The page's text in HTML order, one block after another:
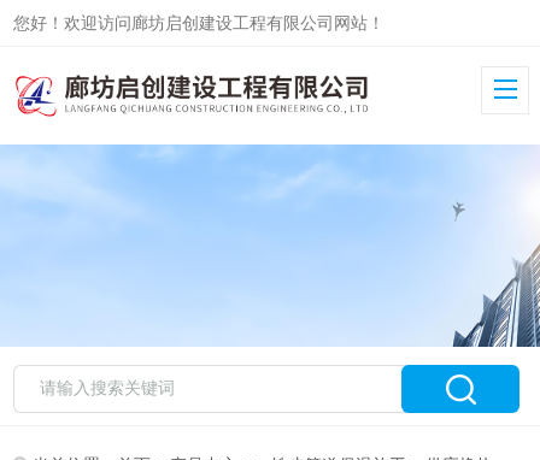
您好！欢迎访问廊坊启创建设工程有限公司网站！